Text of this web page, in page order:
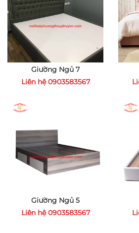
Giường Ngủ 7
Liên hệ 0903583567
Giường Ngủ 5
Liên hệ 0903583567